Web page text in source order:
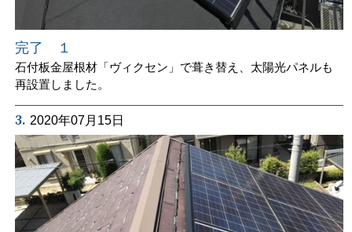
完了 １
石付板金屋根材「ヴィクセン」で葺き替え、太陽光パネルも
再設置しました。
3. 2020年07月15日